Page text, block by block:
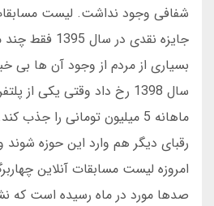
شفافی وجود نداشت. لیست مسابقات
جایزه نقدی در
بسیاری از مردم از وجود آن ها بی
سال 1398 رخ داد وقتی یکی
ماهانه 5 میلیون تومانی را
رقبای دیگر هم وارد این حوزه شوند
امروزه لیست مسابقات آنلاین
صدها مورد در ماه رسیده است که